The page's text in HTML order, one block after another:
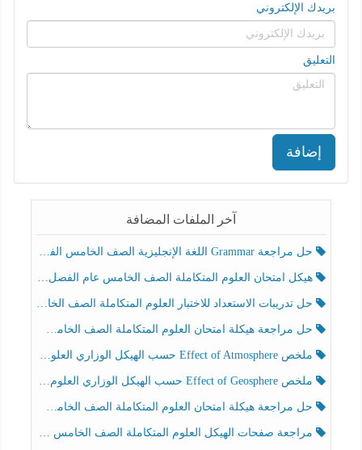
بريدك الإلكتروني
التعليق
إضافة
آخر الملفات المضافة
حل مراجعة Grammar اللغة الإنجليزية الصف الخامس الفصل الثالث
هيكل امتحان العلوم المتكاملة الصف الخامس عام الفصل الدراسي الثالث 2025-2026
حل تدريبات الاستعداد للاختبار العلوم المتكاملة الصف الخامس عام الفصل الثالث
حل مراجعة هيكلة امتحان العلوم المتكاملة الصف الخامس انسبير الفصل الثالث
ملخص Effect of Atmosphere حسب الهيكل الوزاري العلوم المتكاملة الصف الخامس انسبير الفصل الثالث
ملخص Effect of Geosphere حسب الهيكل الوزاري العلوم المتكاملة الصف الخامس انسبير الفصل الثالث
حل مراجعة هيكلة امتحان العلوم المتكاملة الصف الخامس عام الفصل الثالث
مراجعة صفحات الهيكل العلوم المتكاملة الصف الخامس انسبير الفصل الثالث